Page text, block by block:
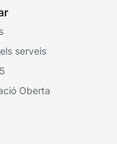
serveis
Oberta